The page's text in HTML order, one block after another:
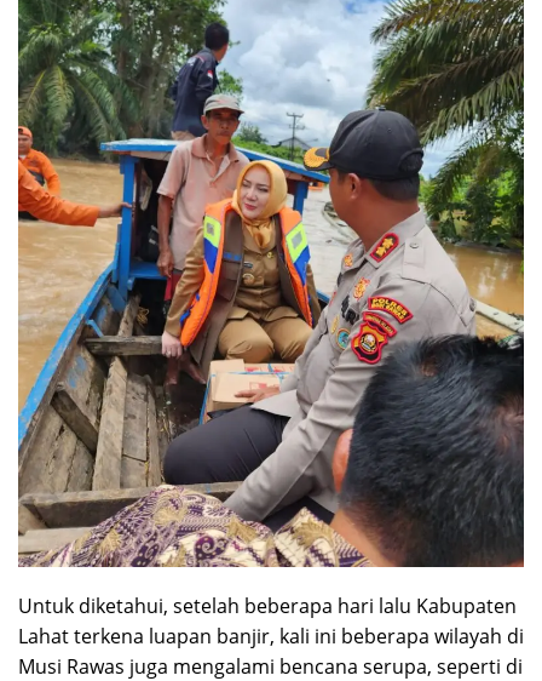
Untuk diketahui, setelah beberapa hari lalu Kabupaten
Lahat terkena luapan banjir, kali ini beberapa wilayah di
Musi Rawas juga mengalami bencana serupa, seperti di